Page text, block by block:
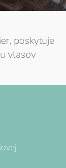
poskytuje
vlasov